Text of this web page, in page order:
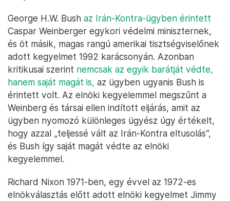
George H.W. Bush az Irán-Kontra-ügyben érintett
Caspar Weinberger egykori védelmi miniszternek,
és öt másik, magas rangú amerikai tisztségviselőnek
adott kegyelmet 1992 karácsonyán. Azonban
kritikusai szerint nemcsak az egyik barátját védte,
hanem saját magát is, az ügyben ugyanis Bush is
érintett volt. Az elnöki kegyelemmel megszűnt a
Weinberg és társai ellen indított eljárás, amit az
ügyben nyomozó különleges ügyész úgy értékelt,
hogy azzal „teljessé vált az Irán-Kontra eltusolás”,
és Bush így saját magát védte az elnöki
kegyelemmel.
Richard Nixon 1971-ben, egy évvel az 1972-es
elnökválasztás előtt adott elnöki kegyelmet Jimmy